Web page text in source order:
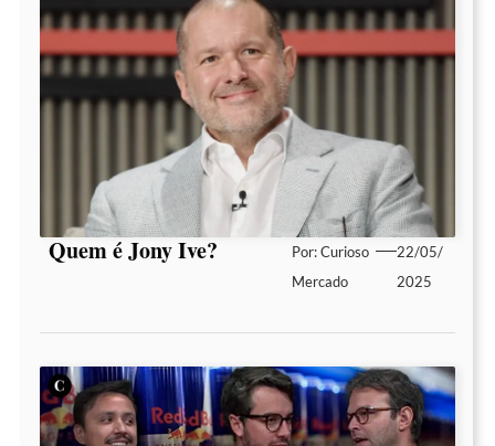
Quem é Jony Ive? Por:Curioso
Mercado
22/05/
2025